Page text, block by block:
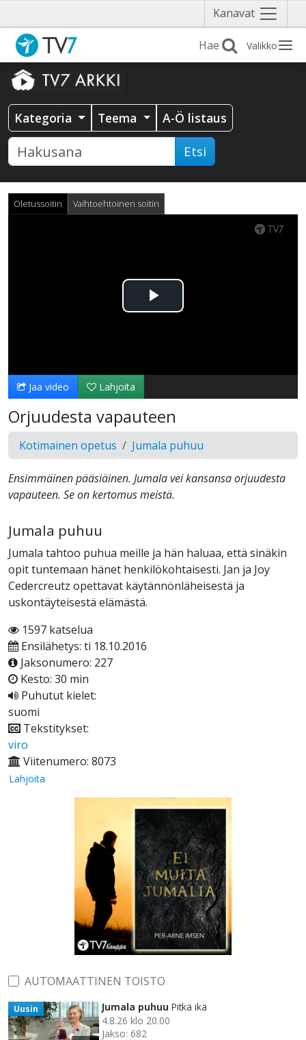
Kanavat Näytä
valikko
Valikko
Kategoria Teema A-Ö listaus
Etsi
Oletussoitin Vaihtoehtoinen soitin
Toista
Jaa video Lahjoita
Orjuudesta vapauteen
Kotimainen opetus Jumala puhuu
Ensimmäinen pääsiäinen. Jumala vei kansansa orjuudesta
vapauteen. Se on kertomus meistä.
Jumala puhuu
Jumala tahtoo puhua meille ja hän haluaa, että sinäkin
opit tuntemaan hänet henkilökohtaisesti. Jan ja Joy
Cedercreutz opettavat käytännönläheisestä ja
uskontäyteisestä elämästä.
1597 katselua
Ensilähetys: ti 18.10.2016
Jaksonumero: 227
Kesto: 30 min
Puhutut kielet:
suomi
Tekstitykset:
viro
Viitenumero: 8073
Lahjoita
AUTOMAATTINEN TOISTO
Uusin Jumala puhuu Pitkä ikä
4.8.26 klo 20.00
Jakso: 682